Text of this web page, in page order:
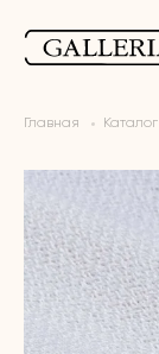
Главная Каталог